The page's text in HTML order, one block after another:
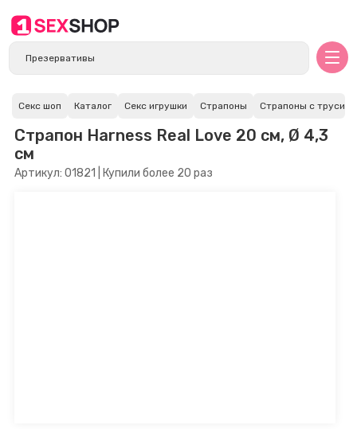
Секс шоп Каталог Секс игрушки Страпоны Страпоны с
Страпон Harness Real Love 20 см, Ø 4,3
см
Артикул: 01821 | Купили более 20 раз